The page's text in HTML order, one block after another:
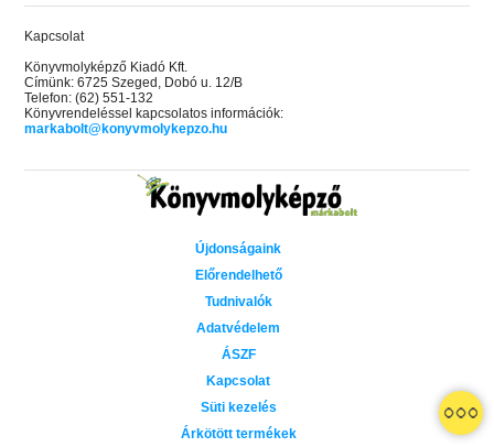
Grace and Glory - Kegyelem és
dicsőség (Az Előhírnök-trilógia
Különleges éldekorált kiadás!
Bad Girl Reputation
lány (Avalon Bay 2.)
Elle Kennedy
Kapcsolat
Könyvmolyképző Kiadó Kft.
Címünk: 6725 Szeged, Dobó u. 12/B
Telefon: (62) 551-132
Könyvrendeléssel kapcsolatos információk:
markabolt@konyvmolykepzo.hu
Újdonságaink
Előrendelhető
Tudnivalók
Adatvédelem
ÁSZF
Kapcsolat
Süti kezelés
Árkötött termékek